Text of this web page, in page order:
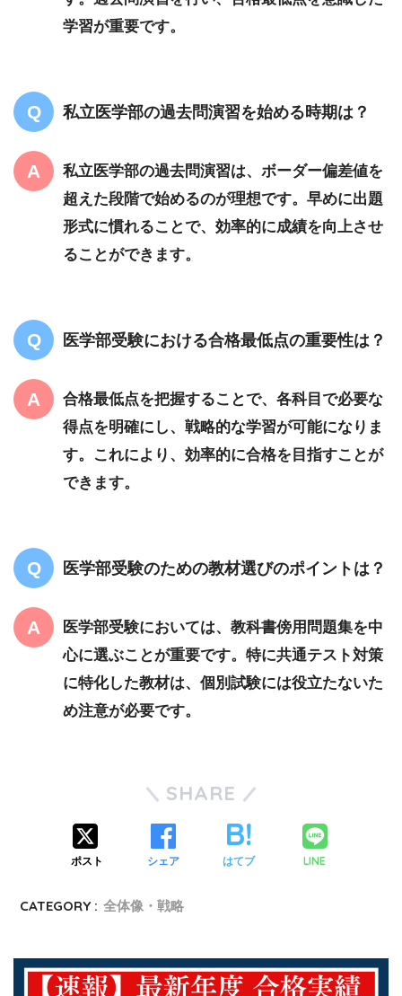
学習が重要です。
私立医学部の過去問演習を始める時期は？
私立医学部の過去問演習は、ボーダー偏差値を
超えた段階で始めるのが理想です。早めに出題
形式に慣れることで、効率的に成績を向上させ
ることができます。
医学部受験における合格最低点の重要性は？
合格最低点を把握することで、各科目で必要な
得点を明確にし、戦略的な学習が可能になりま
す。これにより、効率的に合格を目指すことが
できます。
医学部受験のための教材選びのポイントは？
医学部受験においては、教科書傍用問題集を中
心に選ぶことが重要です。特に共通テスト対策
に特化した教材は、個別試験には役立たないた
め注意が必要です。
SHARE
ポスト シェア はてブ LINE
CATEGORY : 全体像・戦略